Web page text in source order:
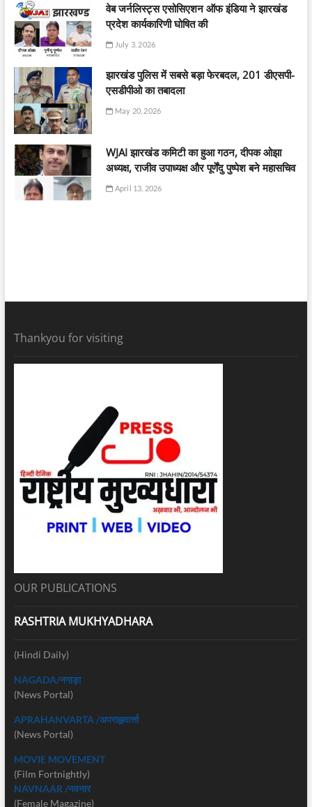
वेब जर्नलिस्ट्स एसोसिएशन ऑफ इंडिया ने झारखंड
प्रदेश कार्यकारिणी घोषित की
July 3, 2026
झारखंड पुलिस में सबसे बड़ा फेरबदल, 201 डीएसपी-
एसडीपीओ का तबादला
May 20, 2026
WJAI झारखंड कमिटी का हुआ गठन, दीपक ओझा
अध्यक्ष, राजीव उपाध्यक्ष और पूर्णेंदु पुष्पेश बने महासचिव
April 13, 2026
Thankyou for visiting
OUR PUBLICATIONS
RASHTRIA MUKHYADHARA
(Hindi Daily)
NAGADA/नगाड़ा
(News Portal)
APRAHANVARTA /अपराह्नवार्त्ता
(News Portal)
MOVIE MOVEMENT
(Film Fortnightly)
NAVNAAR /नवनार
(Female Magazine)